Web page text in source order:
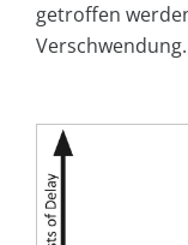
getroffen
Verschwendung.